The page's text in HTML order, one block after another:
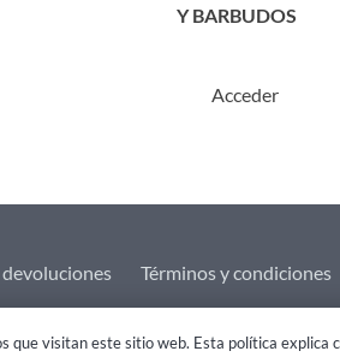
Y BARBUDOS
Acceder
Términos y condiciones
visitan este sitio web. Esta política explica